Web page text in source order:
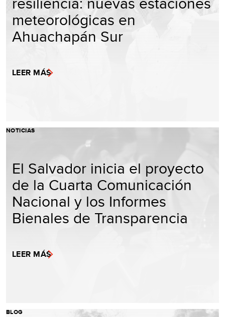
meteorológicas en
Ahuachapán Sur
LEER MÁS
NOTICIAS
El Salvador inicia el proyecto
de la Cuarta Comunicación
Nacional y los Informes
Bienales de Transparencia
LEER MÁS
BLOG